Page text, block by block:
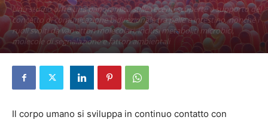
Uno studio offre una panoramica sulle recenti scoperte a supporto del
concetto di comunicazione bidirezionale tra pelle e intestino, nonché i
ruoli svolti da vari attori molecolari, inclusi metaboliti microbici,
molecole di segnalazione e fattori ambientali
Il corpo umano si sviluppa in continuo contatto con